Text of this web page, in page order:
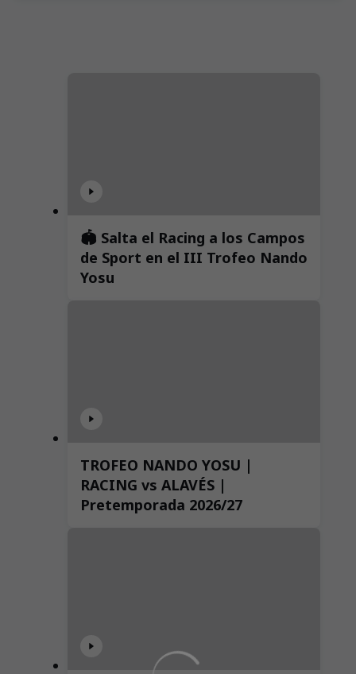
🏟️ Salta el Racing a los Campos
de Sport en el III Trofeo Nando
Yosu
TROFEO NANDO YOSU |
RACING vs ALAVÉS |
Pretemporada 2026/27